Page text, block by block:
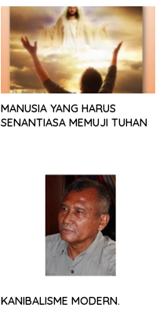
MANUSIA YANG HARUS
SENANTIASA MEMUJI TUHAN
KANIBALISME MODERN.